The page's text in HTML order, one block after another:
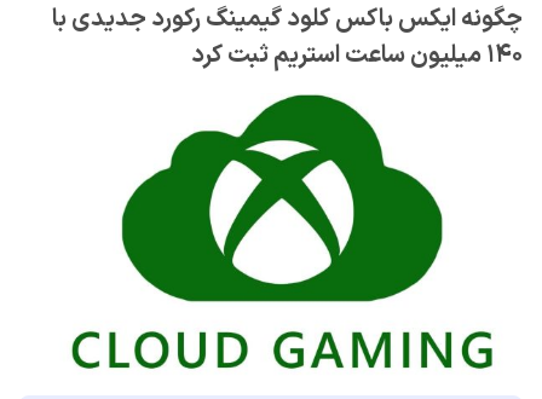
چگونه ایکس باکس کلود گیمینگ رکورد جدیدی با
140 میلیون ساعت استریم ثبت کرد